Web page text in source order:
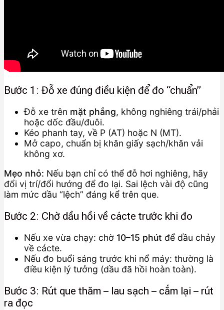
Bước 1: Đỗ xe đúng điều kiện để đo “chuẩn”
Đỗ xe trên mặt phẳng, không nghiêng trái/phải
hoặc dốc đầu/đuôi.
Kéo phanh tay, về P (AT) hoặc N (MT).
Mở capo, chuẩn bị khăn giấy sạch/khăn vải
không xơ.
Mẹo nhỏ: Nếu bạn chỉ có thể đỗ hơi nghiêng, hãy
đổi vị trí/đổi hướng để đo lại. Sai lệch vài độ cũng
làm mức dầu “lệch” đáng kể trên que.
Bước 2: Chờ dầu hồi về cácte trước khi đo
Nếu xe vừa chạy: chờ 10–15 phút để dầu chảy
về cácte.
Nếu đo buổi sáng trước khi nổ máy: thường là
điều kiện lý tưởng (dầu đã hồi hoàn toàn).
Bước 3: Rút que thăm – lau sạch – cắm lại – rút
ra đọc